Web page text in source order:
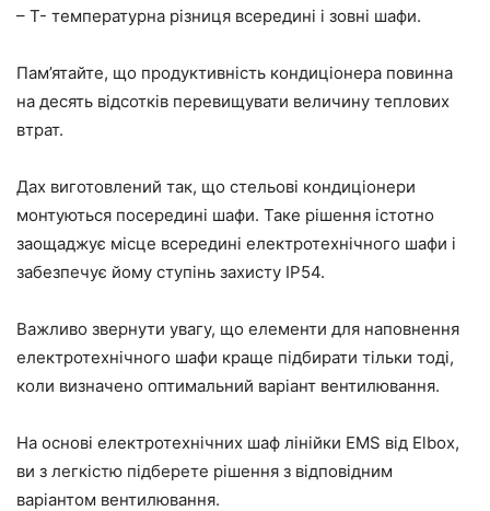
– T- температурна різниця всередині і зовні шафи.
Пам’ятайте, що продуктивність кондиціонера повинна
на десять відсотків перевищувати величину теплових
втрат.
Дах виготовлений так, що стельові кондиціонери
монтуються посередині шафи. Таке рішення істотно
заощаджує місце всередині електротехнічного шафи і
забезпечує йому ступінь захисту IP54.
Важливо звернути увагу, що елементи для наповнення
електротехнічного шафи краще підбирати тільки тоді,
коли визначено оптимальний варіант вентилювання.
На основі електротехнічних шаф лінійки EMS від Elbox,
ви з легкістю підберете рішення з відповідним
варіантом вентилювання.